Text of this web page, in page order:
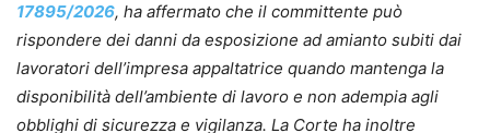
17895/2026, ha affermato che il committente può
rispondere dei danni da esposizione ad amianto subiti dai
lavoratori dell’impresa appaltatrice quando mantenga la
disponibilità dell’ambiente di lavoro e non adempia agli
obblighi di sicurezza e vigilanza. La Corte ha inoltre